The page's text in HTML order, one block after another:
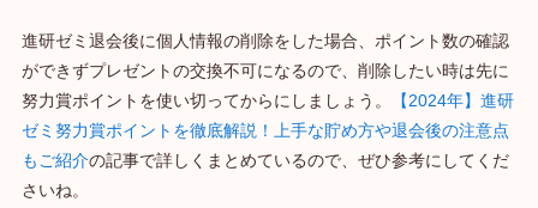
進研ゼミ退会後に個人情報の削除をした場合、ポイント数の確認
ができずプレゼントの交換不可になるので、削除したい時は先に
努力賞ポイントを使い切ってからにしましょう。
【2024年】進研
ゼミ努力賞ポイントを徹底解説！上手な貯め方や退会後の注意点
もご紹介の記事で詳しくまとめているので、ぜひ参考にしてくだ
さいね。